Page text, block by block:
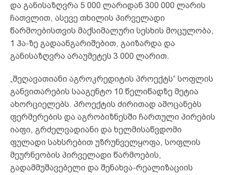
და განისაზღვრა 5 000 ლარიდან 300 000 ლარის
ჩათვლით, ასევე თხილის პირველადი
წარმოებისთვის მაქსიმალური სესხის მოცულობა,
1 ჰა-ზე გადაანგარიშებით, გაიზარდა და
განისაზღვრა არაუმეტეს 3 000 ლარით.
„შეღავათიანი აგროკრედიტის პროექტს“ სოფლის
განვითარების სააგენტო 10 წელიწადზე მეტია
ახორციელებს. პროექტის ძირითად ამოცანებს
ფერმერების და აგრობიზნესში ჩართული პირების
იაფი, გრძელვადიანი და ხელმისაწვდომი
ფულადი სახსრებით უზრუნველყოფა, სოფლის
მეურნეობის პირველადი წარმოების,
გადამმუშავებელი და შენახვა-რეალიზაციის